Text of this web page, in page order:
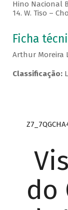
Hino Nacional
14. W. Tiso –
Ficha
Arthur Moreira
Classificação:
do